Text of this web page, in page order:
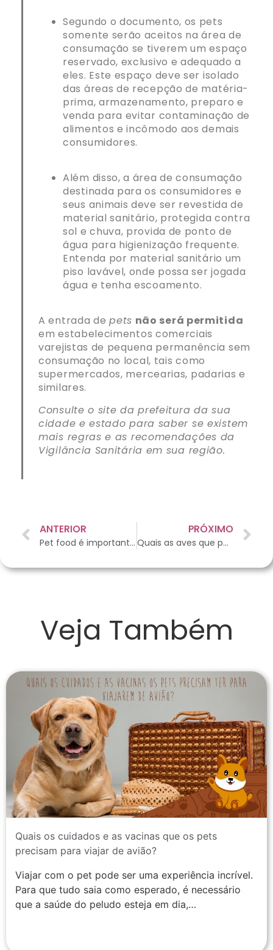
Segundo o documento, os pets
somente serão aceitos na área de
consumação se tiverem um espaço
reservado, exclusivo e adequado a
eles. Este espaço deve ser isolado
das áreas de recepção de matéria-
prima, armazenamento, preparo e
venda para evitar contaminação de
alimentos e incômodo aos demais
consumidores.
Além disso, a área de consumação
destinada para os consumidores e
seus animais deve ser revestida de
material sanitário, protegida contra
sol e chuva, provida de ponto de
água para higienização frequente.
Entenda por material sanitário um
piso lavável, onde possa ser jogada
água e tenha escoamento.
A entrada depets não será permitida
em estabelecimentos comerciais
varejistas de pequena permanência sem
consumação no local, tais como
supermercados, mercearias, padarias e
similares.
Consulte o site da prefeitura da sua
cidade e estado para saber se existem
mais regras e as recomendações da
Vigilância Sanitária em sua região.
ANTERIOR
Pet food é importante para garantir saúde e bem-estar para o seu amigo
PRÓXIMO
Quais as aves que podem ser criadas em casa?
Veja Também
Quais os cuidados e as vacinas que os pets
precisam para viajar de avião?
Viajar com o pet pode ser uma experiência incrível.
Para que tudo saia como esperado, é necessário
que a saúde do peludo esteja em dia,…